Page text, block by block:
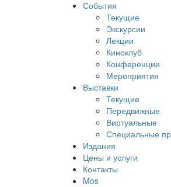
События
Текущие
Экскурсии
Лекции
Киноклуб
Конференции
Мероприятия
Выставки
Текущие
Передвижные
Виртуальные
Специальные
Издания
Цены и услуги
Контакты
Mos